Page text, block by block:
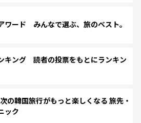
ワード みんなで選ぶ、旅のベスト。
キング 読者の投票をもとにランキン
韓国旅行がもっと楽しくなる 旅先・
ック